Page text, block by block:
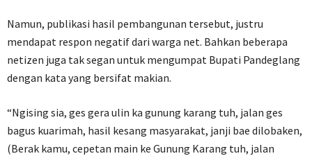
Namun, publikasi hasil pembangunan tersebut, justru
mendapat respon negatif dari warga net. Bahkan beberapa
netizen juga tak segan untuk mengumpat Bupati Pandeglang
dengan kata yang bersifat makian.
“Ngising sia, ges gera ulin ka gunung karang tuh, jalan ges
bagus kuarimah, hasil kesang masyarakat, janji bae dilobaken,
(Berak kamu, cepetan main ke Gunung Karang tuh, jalan